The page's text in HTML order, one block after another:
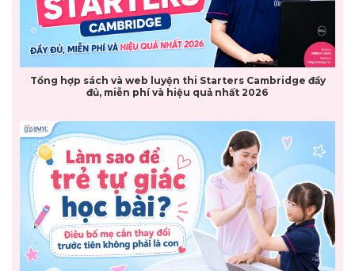
Tổng hợp sách và web luyện thi Starters Cambridge đầy
đủ, miễn phí và hiệu quả nhất 2026